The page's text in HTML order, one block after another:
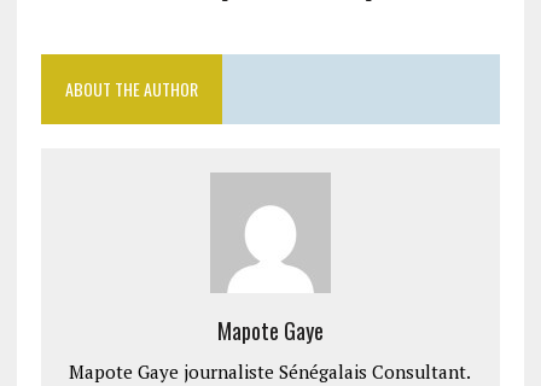
ABOUT THE AUTHOR
Mapote Gaye
Mapote Gaye journaliste Sénégalais Consultant.